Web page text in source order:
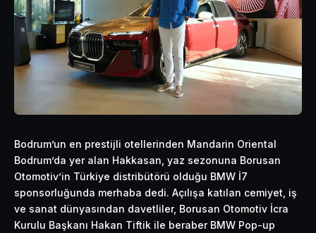
Bodrum’un en prestijli otellerinden Mandarin Oriental
Bodrum’da yer alan Hakkasan, yaz sezonuna Borusan
Otomotiv’in Türkiye distribütörü olduğu BMW İ7
sponsorluğunda merhaba dedi. Açılışa katılan cemiyet, iş
ve sanat dünyasından davetliler, Borusan Otomotiv İcra
Kurulu Başkanı Hakan Tiftik ile beraber BMW Pop-up